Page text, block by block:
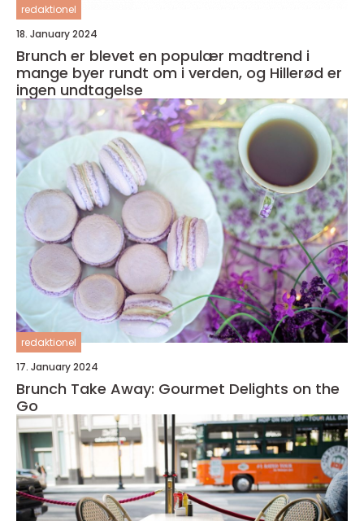
redaktionel
18. January 2024
Brunch er blevet en populær madtrend i
mange byer rundt om i verden, og Hillerød er
ingen undtagelse
redaktionel
17. January 2024
Brunch Take Away: Gourmet Delights on the
Go